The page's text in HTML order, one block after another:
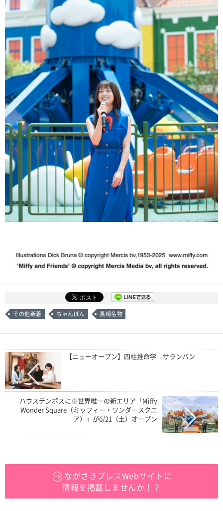
その他新着 ちゃんぽん 長崎名物
【ニューオープン】四柱推命学 サランバン
ハウステンボスに※世界唯一の新エリア「Miffy
Wonder Square（ミッフィー・ワンダースクエ
ア）」が6/21（土）オープン
ながさきプレスWebサイトに
情報を掲載しませんか！？